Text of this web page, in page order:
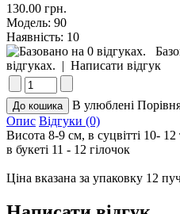
130.00 грн.
Модель: 90
Наявність: 10
відгуках. | Написати відгук
В улюблені
Опис Відгуки (0)
Висота 8-9 см, в суцвітті 10-
в букеті 11 - 12 гілочок
Ціна вказана за упаковку 12